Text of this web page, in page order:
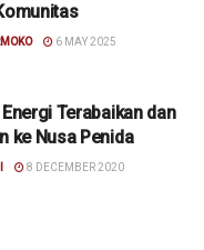
6 MAY 2025
Terabaikan dan
ke Nusa Penida
8 DECEMBER 2020